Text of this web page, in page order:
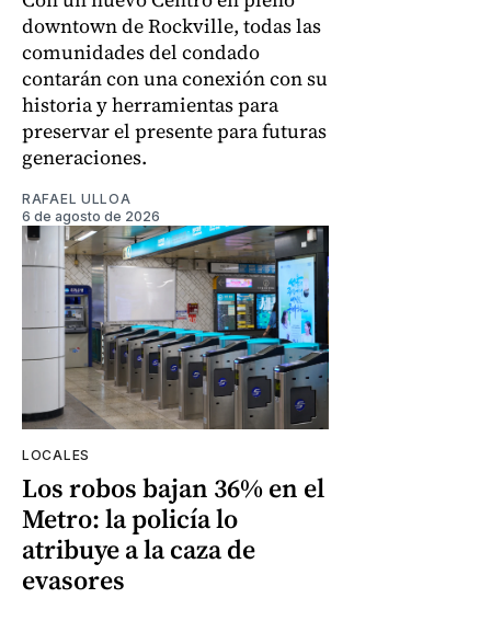
downtown de Rockville, todas las
comunidades del condado
contarán con una conexión con su
historia y herramientas para
preservar el presente para futuras
generaciones.
RAFAEL ULLOA
6 de agosto de 2026
LOCALES
Los robos bajan 36% en el
Metro: la policía lo
atribuye a la caza de
evasores